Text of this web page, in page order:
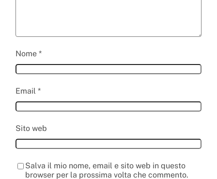
Nome *
Email *
Sito web
Salva il mio nome, email e sito web in questo
browser per la prossima volta che commento.